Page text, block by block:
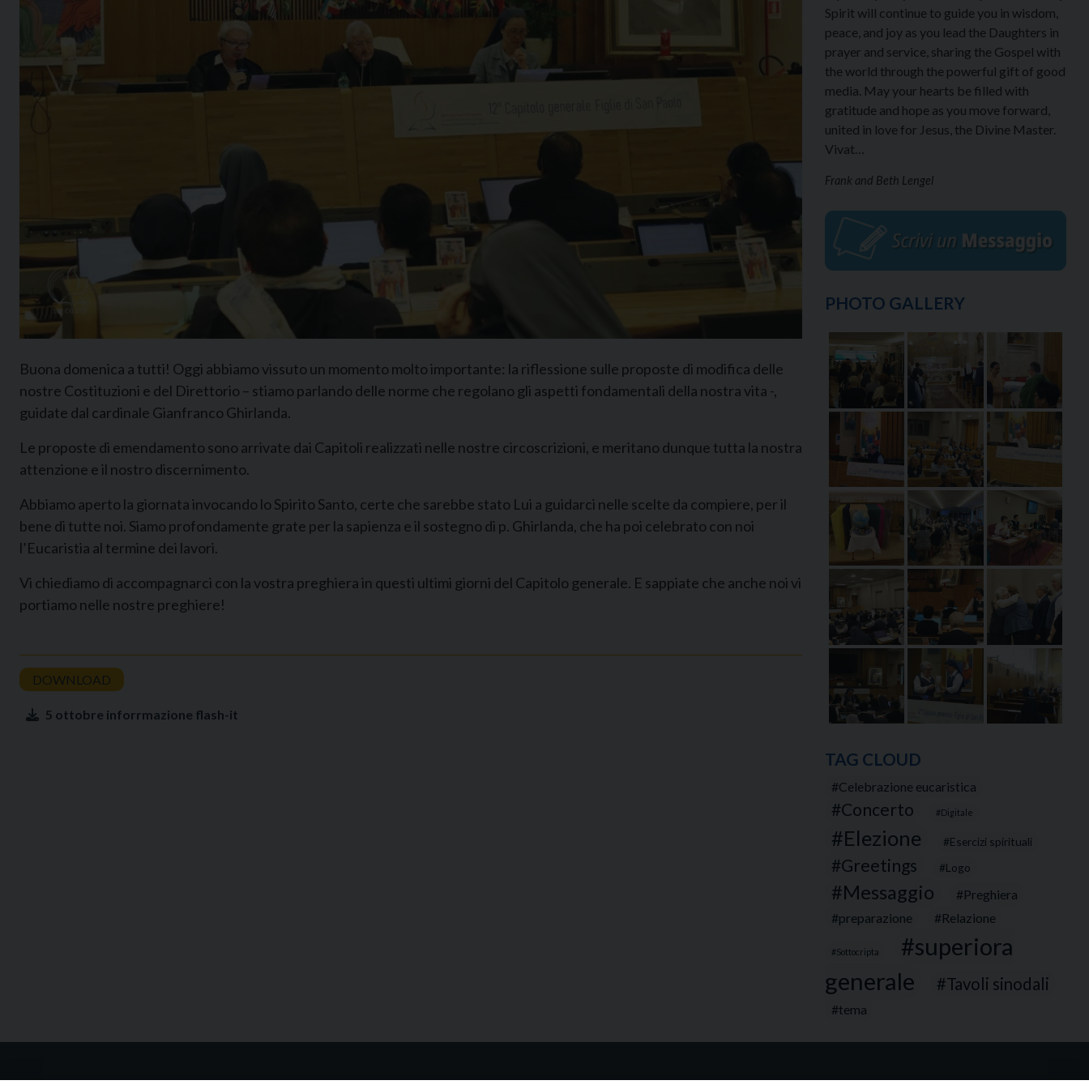
Buona domenica a tutti! Oggi abbiamo vissuto un momento molto importante: la riflessione sulle proposte di modifica delle
nostre Costituzioni e del Direttorio – stiamo parlando delle norme che regolano gli aspetti fondamentali della nostra vita -,
guidate dal cardinale Gianfranco Ghirlanda.
Le proposte di emendamento sono arrivate dai Capitoli realizzati nelle nostre circoscrizioni, e meritano dunque tutta la nostra
attenzione e il nostro discernimento.
Abbiamo aperto la giornata invocando lo Spirito Santo, certe che sarebbe stato Lui a guidarci nelle scelte da compiere, per il
bene di tutte noi. Siamo profondamente grate per la sapienza e il sostegno di p. Ghirlanda, che ha poi celebrato con noi
l’Eucaristia al termine dei lavori.
Vi chiediamo di accompagnarci con la vostra preghiera in questi ultimi giorni del Capitolo generale. E sappiate che anche noi vi
portiamo nelle nostre preghiere!
5 ottobre inforrmazione flash-it
Spirit will continue to guide you in wisdom,
peace, and joy as you lead the Daughters in
prayer and service, sharing the Gospel with
the world through the powerful gift of good
media. May your hearts be filled with
gratitude and hope as you move forward,
united in love for Jesus, the Divine Master.
Vivat…
Frank and Beth Lengel
PHOTO GALLERY
TAG CLOUD
Celebrazione eucaristica
Concerto Digitale
Elezione Esercizi spirituali
Greetings Logo
Messaggio
Preghiera
preparazione
Relazione
Sottocripta
superiora
generale
Tavoli sinodali
tema